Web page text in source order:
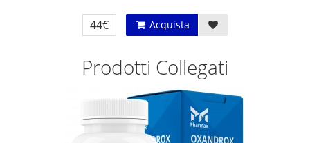
44€ Acquista
Prodotti Collegati